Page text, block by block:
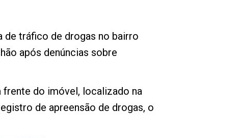
de tráfico de drogas no bairro
após denúncias sobre
frente do imóvel, localizado na
de apreensão de drogas, o